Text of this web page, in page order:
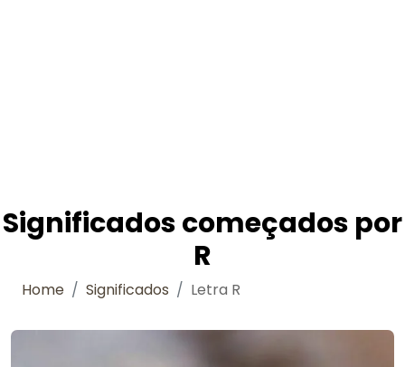
Significados começados por
R
Home Significados Letra R